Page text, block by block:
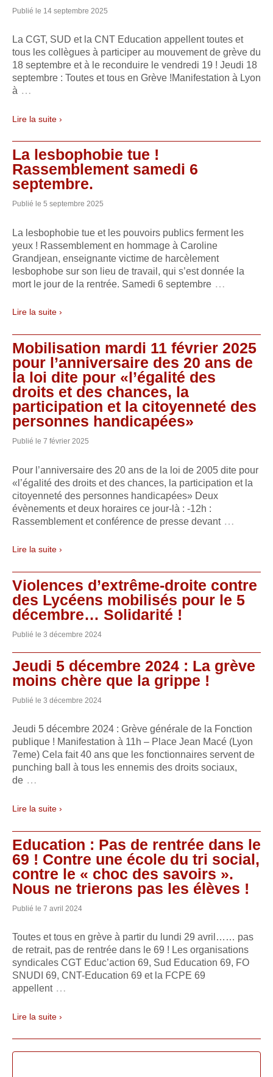
Publié le 14 septembre 2025
La CGT, SUD et la CNT Education appellent toutes et
tous les collègues à participer au mouvement de grève du
18 septembre et à le reconduire le vendredi 19 ! Jeudi 18
septembre : Toutes et tous en Grève !Manifestation à Lyon
à …
Lire la suite ›
La lesbophobie tue !
Rassemblement samedi 6
septembre.
Publié le 5 septembre 2025
La lesbophobie tue et les pouvoirs publics ferment les
yeux ! Rassemblement en hommage à Caroline
Grandjean, enseignante victime de harcèlement
lesbophobe sur son lieu de travail, qui s’est donnée la
mort le jour de la rentrée. Samedi 6 septembre …
Lire la suite ›
Mobilisation mardi 11 février 2025
pour l’anniversaire des 20 ans de
la loi dite pour «l’égalité des
droits et des chances, la
participation et la citoyenneté des
personnes handicapées»
Publié le 7 février 2025
Pour l’anniversaire des 20 ans de la loi de 2005 dite pour
«l’égalité des droits et des chances, la participation et la
citoyenneté des personnes handicapées» Deux
évènements et deux horaires ce jour-là : -12h :
Rassemblement et conférence de presse devant …
Lire la suite ›
Violences d’extrême-droite contre
des Lycéens mobilisés pour le 5
décembre… Solidarité !
Publié le 3 décembre 2024
Jeudi 5 décembre 2024 : La grève
moins chère que la grippe !
Publié le 3 décembre 2024
Jeudi 5 décembre 2024 : Grève générale de la Fonction
publique ! Manifestation à 11h – Place Jean Macé (Lyon
7eme) Cela fait 40 ans que les fonctionnaires servent de
punching ball à tous les ennemis des droits sociaux,
de …
Lire la suite ›
Education : Pas de rentrée dans le
69 ! Contre une école du tri social,
contre le « choc des savoirs ».
Nous ne trierons pas les élèves !
Publié le 7 avril 2024
Toutes et tous en grève à partir du lundi 29 avril…… pas
de retrait, pas de rentrée dans le 69 ! Les organisations
syndicales CGT Educ’action 69, Sud Education 69, FO
SNUDI 69, CNT-Education 69 et la FCPE 69
appellent …
Lire la suite ›